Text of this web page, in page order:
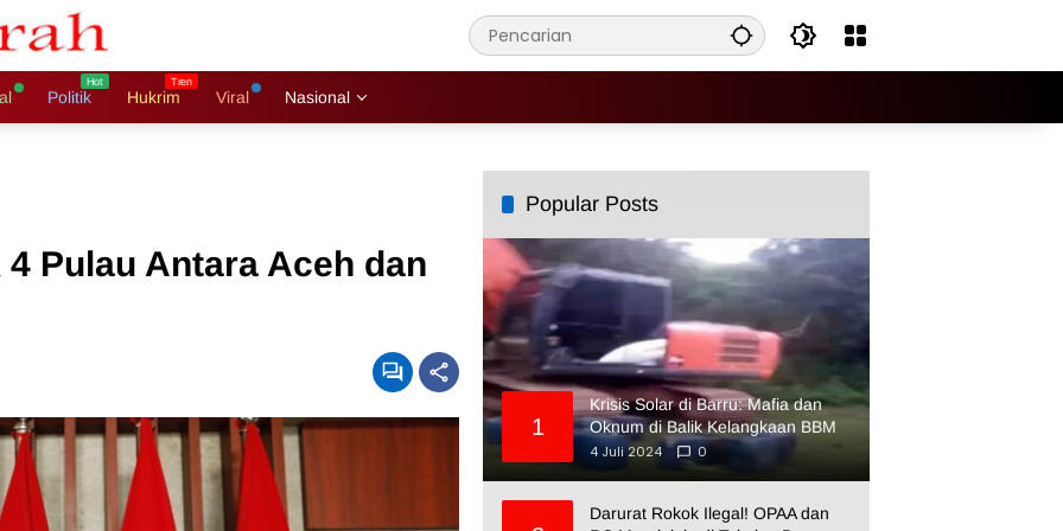
Politik Hukrim Viral Nasional
Pulau Antara Aceh dan
Popular Posts
1
Krisis Solar di Barru: Mafia dan
Oknum di Balik Kelangkaan BBM
4 Juli 2024
0
Darurat Rokok Ilegal! OPAA dan